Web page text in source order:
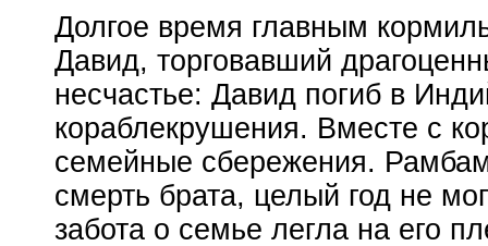
Долгое время главным
Давид, торговавший
несчастье: Давид погиб в
кораблекрушения. Вместе с
семейные сбережения.
смерть брата, целый год не
забота о семье легла на его